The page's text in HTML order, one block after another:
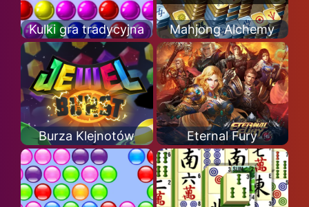
Kulki gra tradycyjna Mahjong Alchemy
Burza Klejnotów Eternal Fury